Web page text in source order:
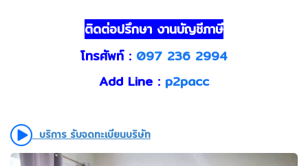
ติดต่อปรึกษา งานบัญชีภาษี
โทรศัพท์ : 097 236 2994
Add Line : p2pacc
บริการ รับจดทะเบียนบริษัท